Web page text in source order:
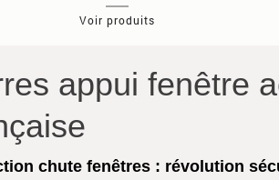
Voir produits
appui fenêtre
chute fenêtres : révolution